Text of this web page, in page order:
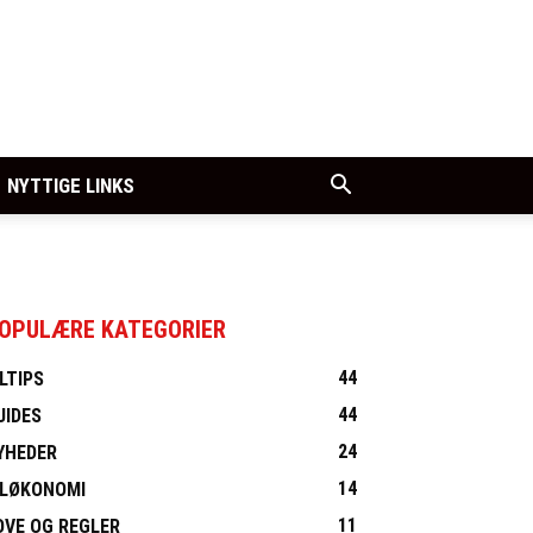
NYTTIGE LINKS
KATEGORIER
44
44
24
14
OG REGLER
11